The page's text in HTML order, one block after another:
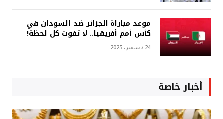
موعد مباراة الجزائر ضد السودان في
كأس أمم أفريقيا.. لا تفوت كل لحظة!
24 ديسمبر، 2025
أخبار خاصة